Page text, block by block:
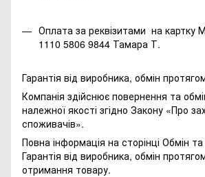
Оплата за реквізитами на картку
1110 5806 9844 Тамара Т.
Гарантія від виробника, обмін
Компанія здійснює повернення та
належної якості згідно Закону «Про
споживачів».
Повна інформація на сторінці Обмін
Гарантія від виробника, обмін
отримання товару.